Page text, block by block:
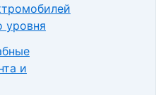
уровня
и